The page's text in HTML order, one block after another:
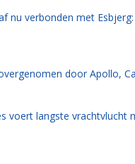
nu verbonden met
door Apollo,
voert langste vrachtvlucht